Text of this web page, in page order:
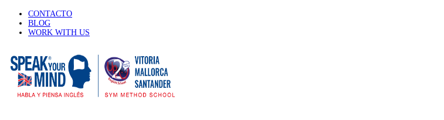
CONTACTO
BLOG
WORK WITH US